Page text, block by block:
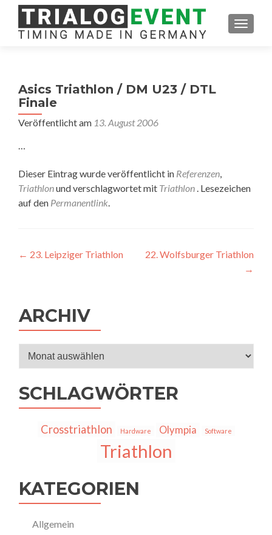
Asics Triathlon / DM U23 / DTL
Finale
Veröffentlicht am 13. August 2006
…
Dieser Eintrag wurde veröffentlicht in Referenzen,
Triathlonund verschlagwortet mit Triathlon . Lesezeichen
auf den Permanentlink.
Artikel-
← 23. Leipziger Triathlon
22. Wolfsburger Triathlon
→
ARCHIV
Archiv
SCHLAGWÖRTER
Crosstriathlon Hardware Olympia Software
Triathlon
KATEGORIEN
Allgemein